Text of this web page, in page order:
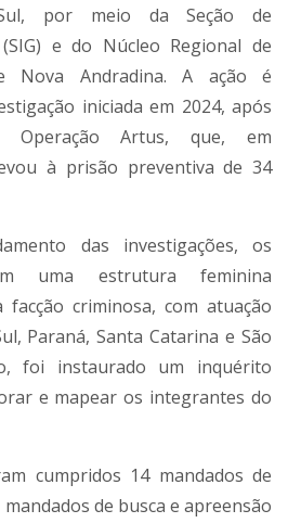
por meio da Seção de
e do Núcleo Regional de
Nova Andradina. A ação é
iniciada em 2024, após
Operação Artus, que, em
à prisão preventiva de 34
das investigações, os
uma estrutura feminina
criminosa, com atuação
Paraná, Santa Catarina e São
foi instaurado um inquérito
e mapear os integrantes do
cumpridos 14 mandados de
de busca e apreensão